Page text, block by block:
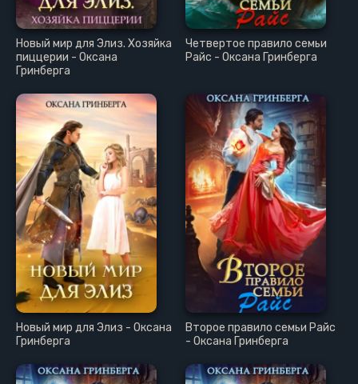
Новый мир для Элиз. Хозяйка
пиццерии - Оксана
Гринберга
Четвертое правило семьи
Райс - Оксана Гринберга
Новый мир для Элиз - Оксана
Гринберга
Второе правило семьи Райс
- Оксана Гринберга